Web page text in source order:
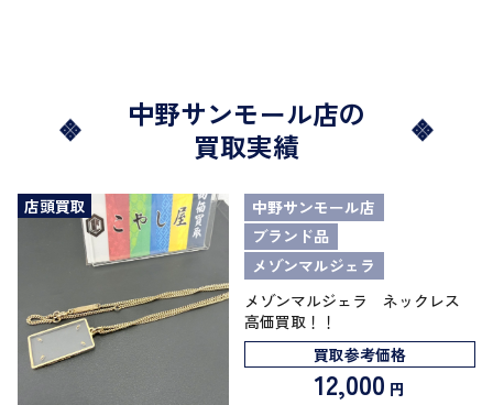
中野サンモール店の
買取実績
店頭買取
中野サンモール店
ブランド品
メゾンマルジェラ
メゾンマルジェラ ネックレス
高価買取！！
買取参考価格
12,000 円